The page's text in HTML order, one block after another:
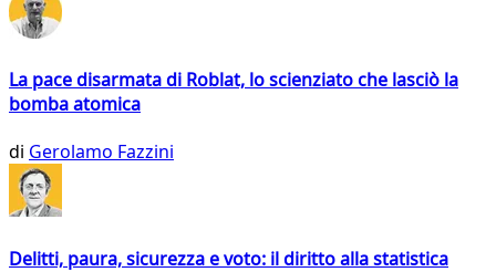
La pace disarmata di Roblat, lo scienziato che lasciò la
bomba atomica
di Gerolamo Fazzini
Delitti, paura, sicurezza e voto: il diritto alla statistica